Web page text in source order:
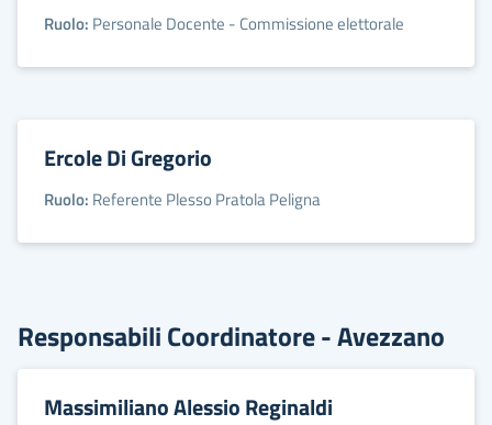
Ruolo: Personale Docente - Commissione elettorale
Ercole Di Gregorio
Ruolo: Referente Plesso Pratola Peligna
Responsabili Coordinatore - Avezzano
Massimiliano Alessio Reginaldi